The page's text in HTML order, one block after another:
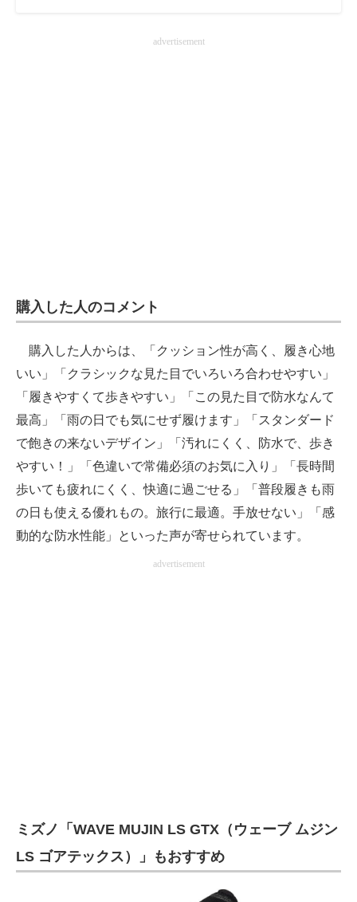
advertisement
購入した人のコメント
購入した人からは、「クッション性が高く、履き心地
いい」「クラシックな見た目でいろいろ合わせやすい」
「履きやすくて歩きやすい」「この見た目で防水なんて
最高」「雨の日でも気にせず履けます」「スタンダード
で飽きの来ないデザイン」「汚れにくく、防水で、歩き
やすい！」「色違いで常備必須のお気に入り」「長時間
歩いても疲れにくく、快適に過ごせる」「普段履きも雨
の日も使える優れもの。旅行に最適。手放せない」「感
動的な防水性能」といった声が寄せられています。
advertisement
ミズノ「WAVE MUJIN LS GTX（ウェーブ ムジン
LS ゴアテックス）」もおすすめ